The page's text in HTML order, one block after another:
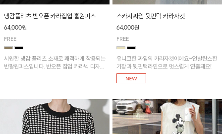
냉감플리츠 반오픈 카라집업 훌원피스
64,000원
FREE
시원한 냉감 플리츠 소재로 쾌적하게 착용되는
반팔원피스입니다. 반오픈 집업 카라넥 디자인
스카시짜임 뒷핀턱 카라자켓
64,000원
FREE
유니크한 짜임의 카라자켓이에요~언발란스한
기장과 뒷핀턱라인으로 멋스럽게 연출돼요!